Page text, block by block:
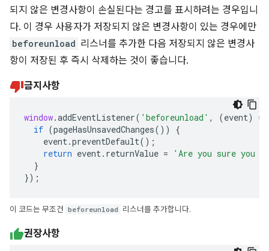
되지 않은 변경사항이 손실된다는 경고를 표시하려는 경우입니
다. 이 경우 사용자가 저장되지 않은 변경사항이 있는 경우에만
beforeunload 리스너를 추가한 다음 저장되지 않은 변경사
항이 저장된 후 즉시 삭제하는 것이 좋습니다.
금지사항
window.addEventListener( 'beforeunload' , (event)
=>
if (pageHasUnsavedChanges())
{
event.preventDefault();
return event. returnValue =
'Are you sure you
}
});
이 코드는 무조건 beforeunload 리스너를 추가합니다.
권장사항